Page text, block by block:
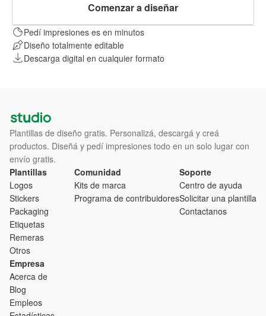
Comenzar a diseñar
Pedí impresiones es en minutos
Diseño totalmente editable
Descarga digital en cualquier formato
Plantillas de diseño gratis. Personalizá, descargá y creá
productos. Diseñá y pedí impresiones todo en un solo lugar con
envío gratis.
Plantillas
Logos
Stickers
Packaging
Etiquetas
Remeras
Otros
Comunidad
Kits de marca
Programa de contribuidores
Soporte
Centro de ayuda
Solicitar una plantilla
Contactanos
Empresa
Acerca de
Blog
Empleos